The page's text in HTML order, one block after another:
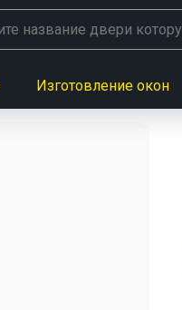
Изготовление окон